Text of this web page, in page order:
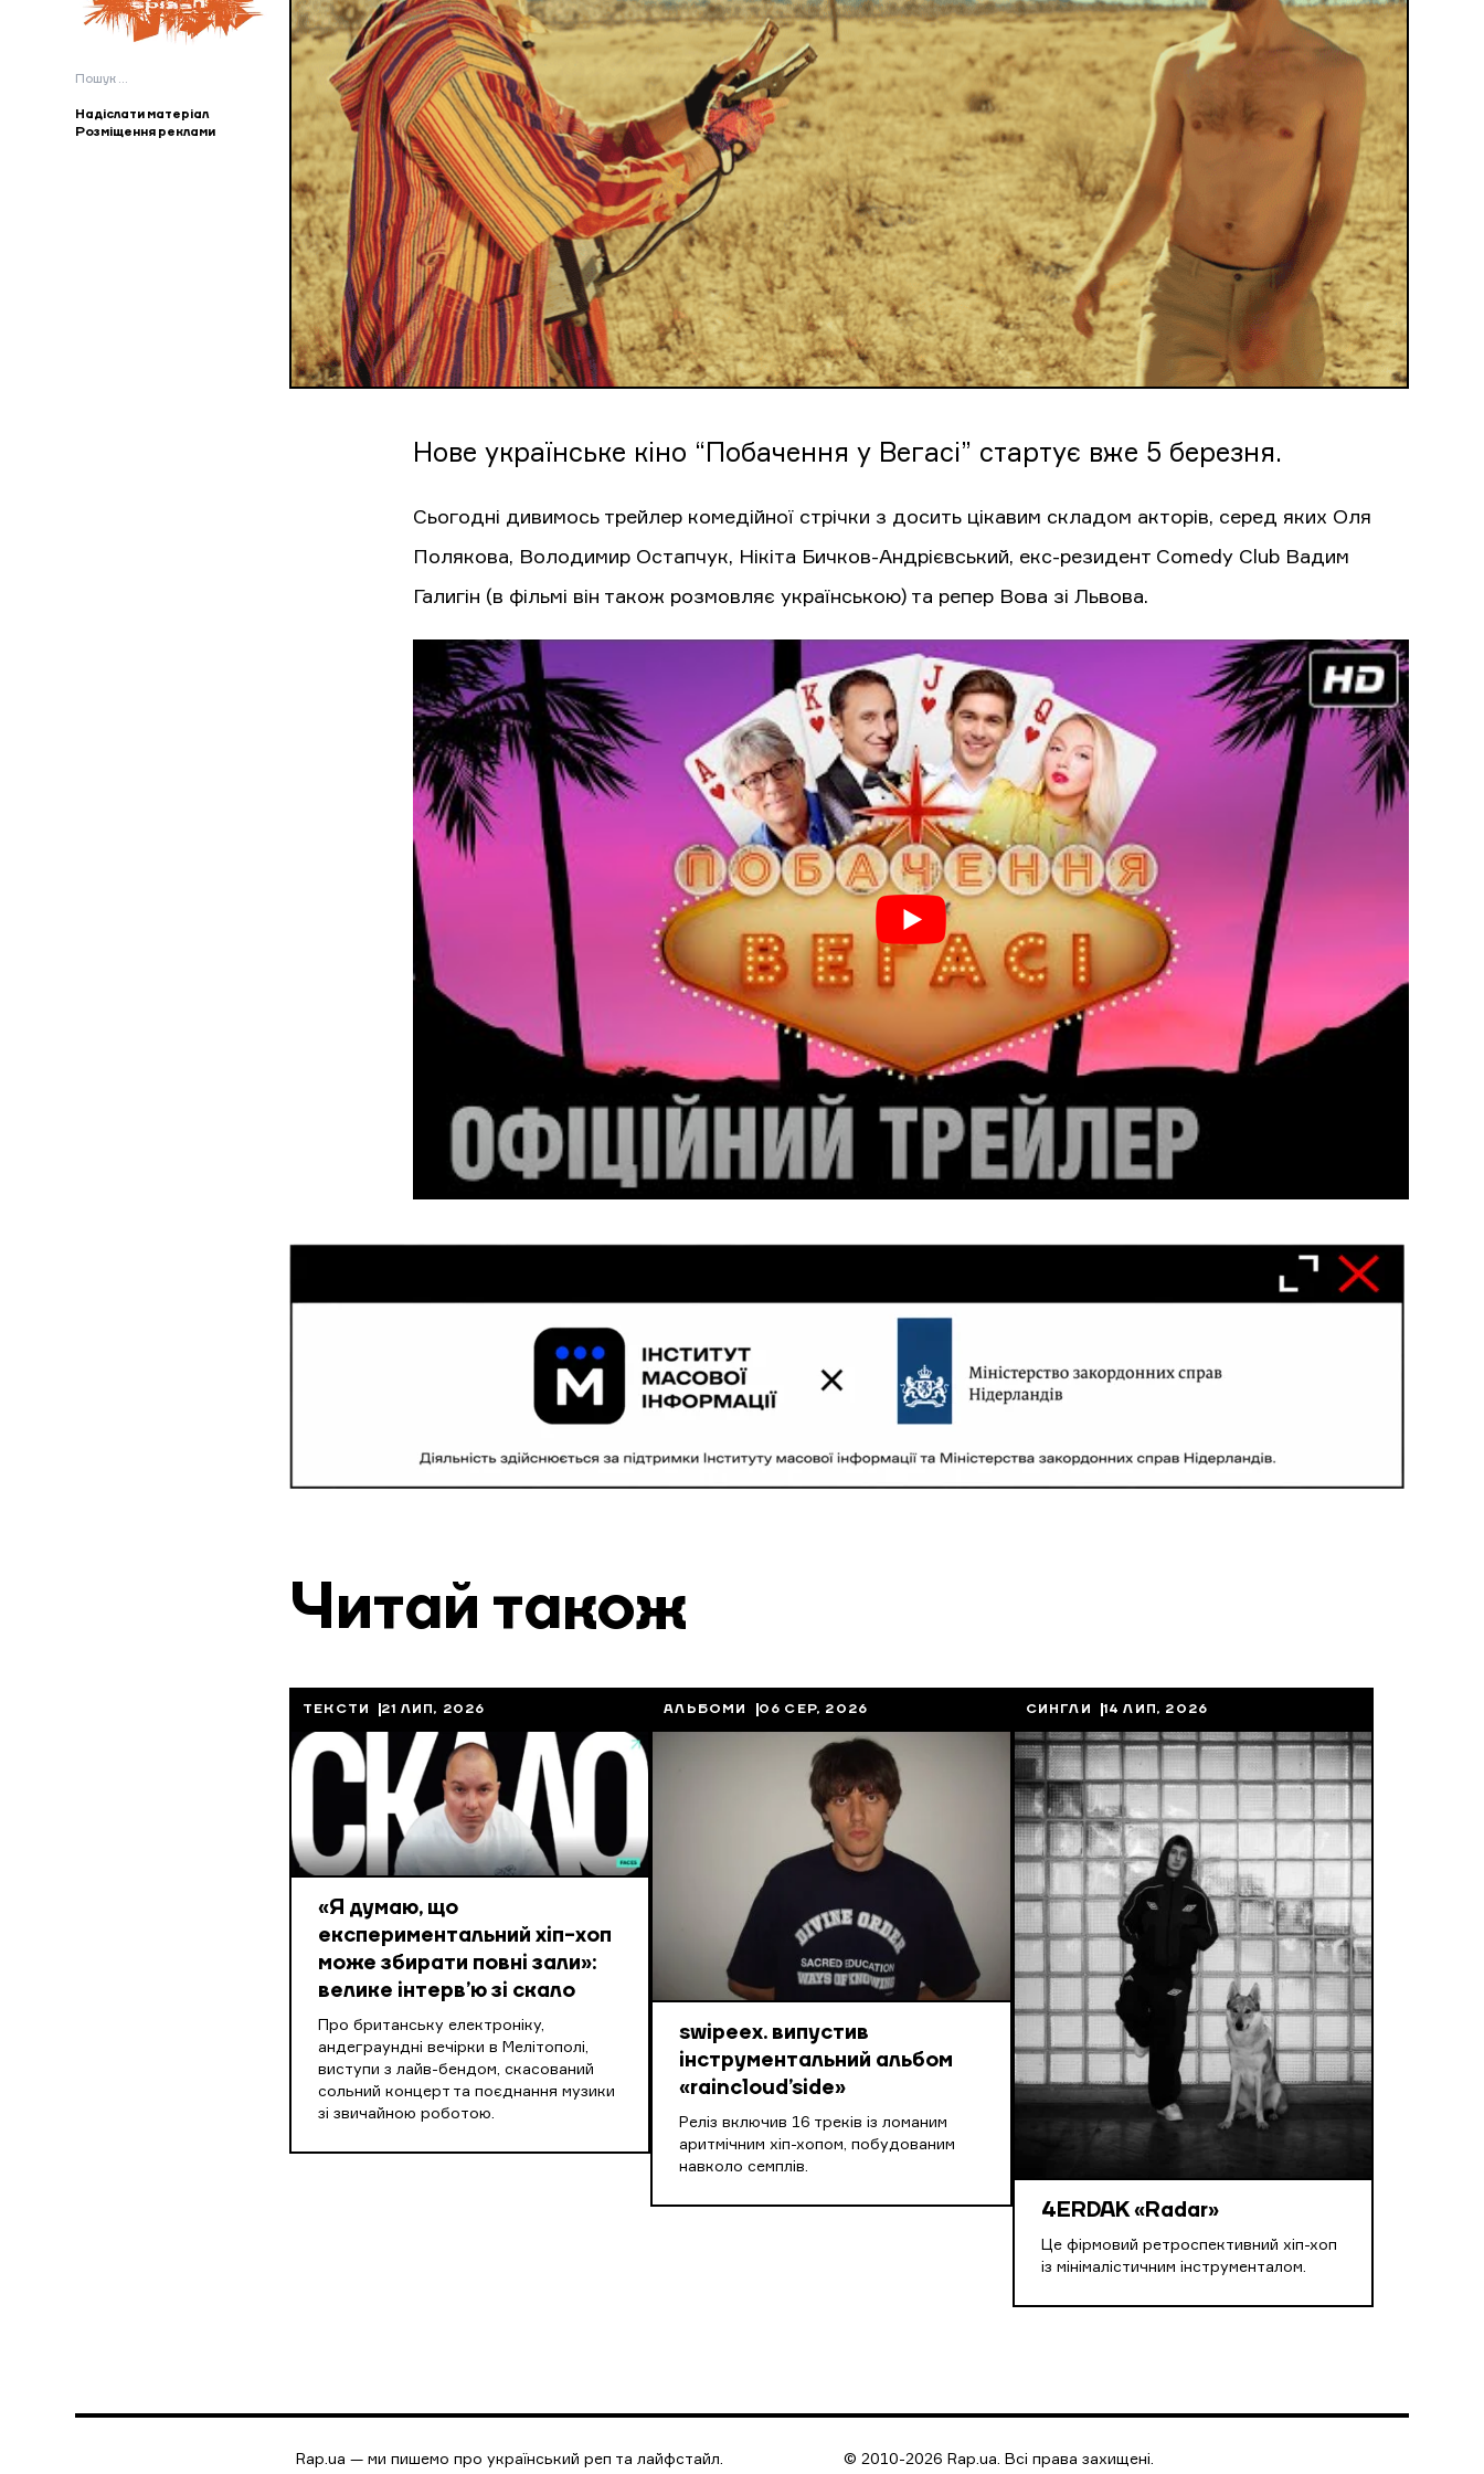
Пошук:
Надіслати матеріал
Розміщення реклами
Нове українське кіно “Побачення у Вегасі” стартує вже 5 березня.
Сьогодні дивимось трейлер комедійної стрічки з досить цікавим складом акторів, серед яких Оля
Полякова, Володимир Остапчук, Нікіта Бичков-Андрієвський, екс-резидент Comedy Club Вадим
Галигін (в фільмі він також розмовляє українською) та репер Вова зі Львова.
Читай також
ТЕКСТИ 21 ЛИП, 2026
«Я думаю, що
експериментальний хіп-хоп
може збирати повні зали»:
велике інтерв’ю зі скало
Про британську електроніку,
андеграундні вечірки в Мелітополі,
виступи з лайв-бендом, скасований
сольний концерт та поєднання музики
зі звичайною роботою.
АЛЬБОМИ 06 СЕР, 2026
swipeex. випустив
інструментальний альбом
«raincloud’side»
Реліз включив 16 треків із ломаним
аритмічним хіп-хопом, побудованим
навколо семплів.
СИНГЛИ 14 ЛИП, 2026
4ERDAK «Radar»
Це фірмовий ретроспективний хіп-хоп
із мінімалістичним інструменталом.
Rap.ua — ми пишемо про український реп та лайфстайл. © 2010-2026 Rap.ua. Всі права захищені.